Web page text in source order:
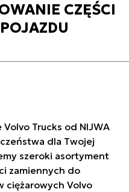
CZĘŚCI
Trucks od NIJWA
dla Twojej
szeroki asortyment
zamiennych do
ciężarowych Volvo